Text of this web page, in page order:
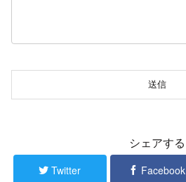
シェアする
Twitter Facebook